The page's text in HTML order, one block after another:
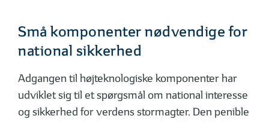
Små komponenter nødvendige for
national sikkerhed
Adgangen til højteknologiske komponenter har
udviklet sig til et spørgsmål om national interesse
og sikkerhed for verdens stormagter. Den penible